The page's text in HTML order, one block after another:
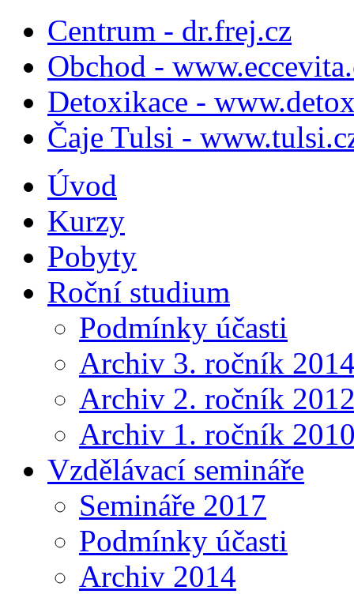
Centrum - dr.frej.cz
Obchod -
Detoxikace -
Čaje Tulsi -
Úvod
Kurzy
Pobyty
Roční studium
Podmínky účasti
Archiv 3. ročník
Archiv 2. ročník
Archiv 1. ročník
Vzdělávací semináře
Semináře 2017
Podmínky účasti
Archiv 2014